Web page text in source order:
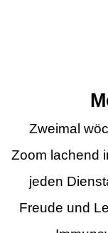
Zweimal
Zoom lachend
jeden
Freude und